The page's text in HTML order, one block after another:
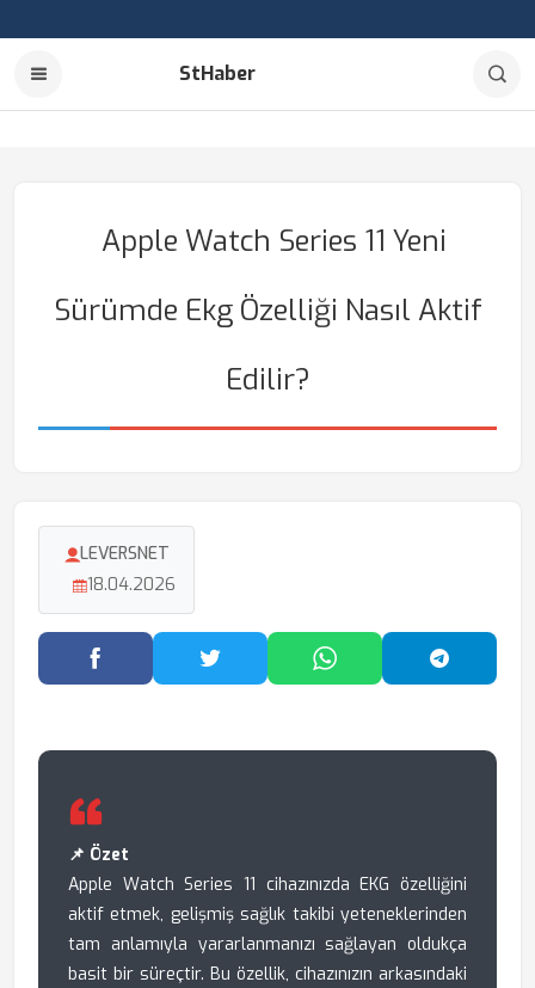
StHaber
Apple Watch Series 11 Yeni
Sürümde Ekg Özelliği Nasıl Aktif
Edilir?
LEVERSNET
18.04.2026
Facebook'ta PaylaşTwitter'da PaylaşWhatsApp'ta Paylaş
📌 Özet
Apple Watch Series 11 cihazınızda EKG özelliğini
aktif etmek, gelişmiş sağlık takibi yeteneklerinden
tam anlamıyla yararlanmanızı sağlayan oldukça
basit bir süreçtir. Bu özellik, cihazınızın arkasındaki